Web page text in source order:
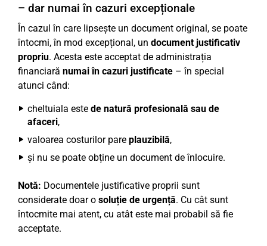
– dar numai în cazuri excepționale
În cazul în care lipsește un document original, se poate
întocmi, în mod excepțional, un document justificativ
propriu. Acesta este acceptat de administrația
financiară numai în cazuri justificate – în special
atunci când:
cheltuiala este de natură profesională sau de
afaceri,
valoarea costurilor pare plauzibilă,
și nu se poate obține un document de înlocuire.
Notă: Documentele justificative proprii sunt
considerate doar o soluție de urgență. Cu cât sunt
întocmite mai atent, cu atât este mai probabil să fie
acceptate.